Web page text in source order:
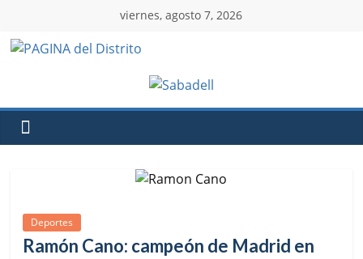
viernes, agosto 7, 2026
Deportes
Ramón Cano: campeón de Madrid en